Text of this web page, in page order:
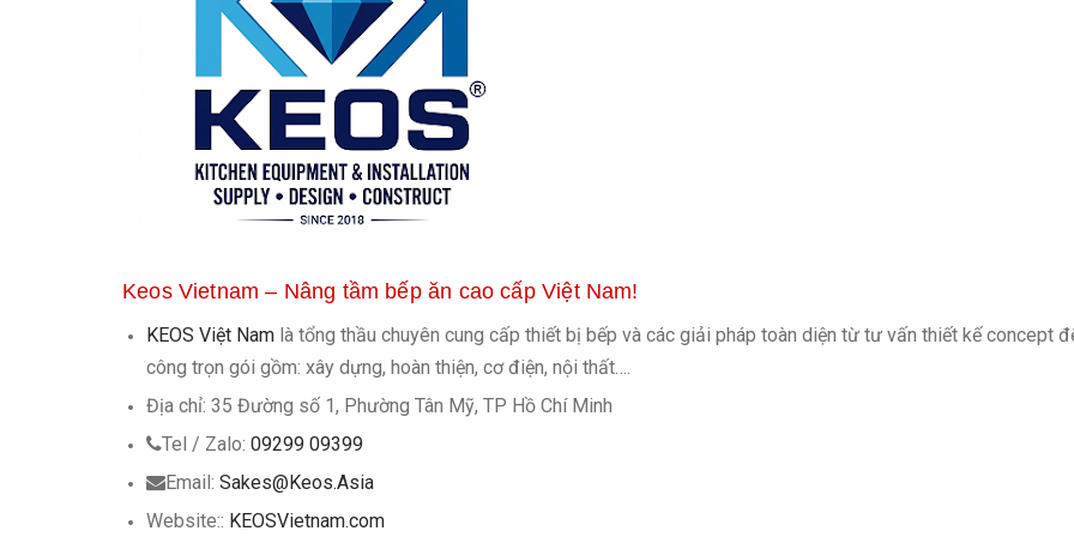
Keos Vietnam – Nâng tầm bếp ăn cao cấp Việt Nam!
KEOS Việt Nam là tổng thầu chuyên cung cấp thiết bị bếp và các giải pháp toàn diện từ tư vấn thiết kế concept
công trọn gói gồm: xây dựng, hoàn thiện, cơ điện, nội thất….
Địa chỉ: 35 Đường số 1, Phường Tân Mỹ, TP Hồ Chí Minh
Tel / Zalo: 09299 09399
Email: Sakes@Keos.Asia
Website:: KEOSVietnam.com